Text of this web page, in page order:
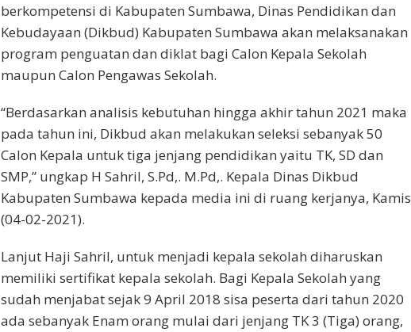
berkompetensi di Kabupaten Sumbawa, Dinas Pendidikan dan
Kebudayaan (Dikbud) Kabupaten Sumbawa akan melaksanakan
program penguatan dan diklat bagi Calon Kepala Sekolah
maupun Calon Pengawas Sekolah.
“Berdasarkan analisis kebutuhan hingga akhir tahun 2021 maka
pada tahun ini, Dikbud akan melakukan seleksi sebanyak 50
Calon Kepala untuk tiga jenjang pendidikan yaitu TK, SD dan
SMP,” ungkap H Sahril, S.Pd,. M.Pd,. Kepala Dinas Dikbud
Kabupaten Sumbawa kepada media ini di ruang kerjanya, Kamis
(04-02-2021).
Lanjut Haji Sahril, untuk menjadi kepala sekolah diharuskan
memiliki sertifikat kepala sekolah. Bagi Kepala Sekolah yang
sudah menjabat sejak 9 April 2018 sisa peserta dari tahun 2020
ada sebanyak Enam orang mulai dari jenjang TK 3 (Tiga) orang,